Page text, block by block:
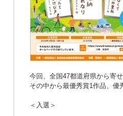
今回、全国47都道府県から寄
その中から最優秀賞1作品、優
＜入選＞